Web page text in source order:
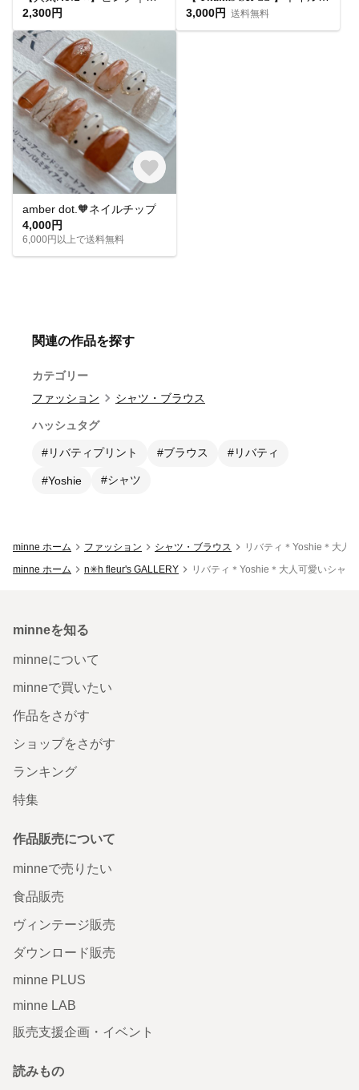
2,300円
3,000円 送料無料
amber dot.🧡ネイルチップ
4,000円
6,000円以上で送料無料
関連の作品を探す
カテゴリー
ファッション
シャツ・ブラウス
ハッシュタグ
#リバティプリント #ブラウス #リバティ
#Yoshie #シャツ
minne ホーム ファッション シャツ・ブラウス
リバティ＊Yoshie＊大人
minne ホーム
n✳︎h fleur's GALLERY リバティ＊Yoshie＊大人可愛いシャ
minneを知る
minneについて
minneで買いたい
作品をさがす
ショップをさがす
ランキング
特集
作品販売について
minneで売りたい
食品販売
ヴィンテージ販売
ダウンロード販売
minne PLUS
minne LAB
販売支援企画・イベント
読みもの